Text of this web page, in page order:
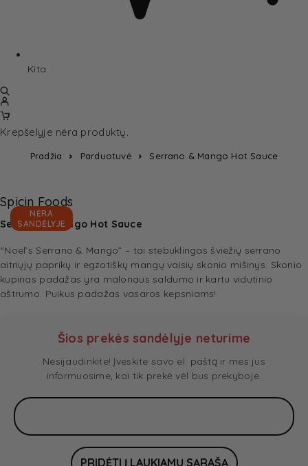
Kita
Krepšelyje nėra produktų.
Pradžia Parduotuvė Serrano & Mango Hot Sauce
NĖRA
SANDĖLYJE
Spicin Foods
Serrano & Mango Hot Sauce
“Noel’s Serrano & Mango” – tai stebuklingas šviežių serrano
aitriųjų paprikų ir egzotiškų mangų vaisių skonio mišinys. Skonio
kupinas padažas yra malonaus saldumo ir kartu vidutinio
aštrumo. Puikus padažas vasaros kepsniams!
Šios prekės sandėlyje neturime
Nesijaudinkite! Įveskite savo el. paštą ir mes jus
informuosime, kai tik prekė vėl bus prekyboje.